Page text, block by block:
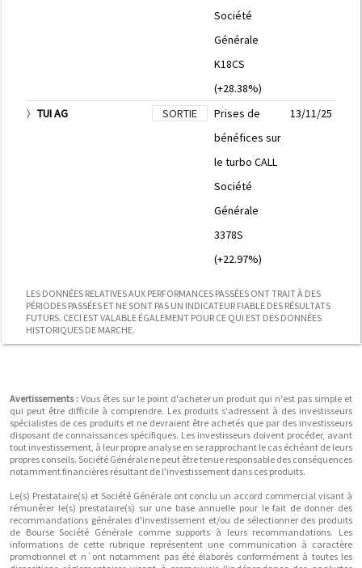
Société
Générale
K18CS
(+28.38%)
TUI AG SORTIE
Prises de
bénéfices sur
le turbo CALL
Société
Générale
3378S
(+22.97%)
13/11/25
LES DONNÉES RELATIVES AUX PERFORMANCES PASSÉES ONT TRAIT À DES
PÉRIODES PASSÉES ET NE SONT PAS UN INDICATEUR FIABLE DES RÉSULTATS
FUTURS. CECI EST VALABLE ÉGALEMENT POUR CE QUI EST DES DONNÉES
HISTORIQUES DE MARCHE.
Avertissements :Vous êtes sur le point d'acheter un produit qui n'est pas simple et
qui peut être difficile à comprendre. Les produits s'adressent à des investisseurs
spécialistes de ces produits et ne devraient être achetés que par des investisseurs
disposant de connaissances spécifiques. Les investisseurs doivent procéder, avant
tout investissement, à leur propre analyse en se rapprochant le cas échéant de leurs
propres conseils. Société Générale ne peut être tenue responsable des conséquences
notamment financières résultant de l'investissement dans ces produits.
Le(s) Prestataire(s) et Société Générale ont conclu un accord commercial visant à
rémunérer le(s) prestataire(s) sur une base annuelle pour le fait de donner des
recommandations générales d'investissement et/ou de sélectionner des produits
de Bourse Société Générale comme supports à leurs recommandations. Les
informations de cette rubrique représentent une communication à caractère
promotionnel et n´ont notamment pas été élaborés conformément à toutes les